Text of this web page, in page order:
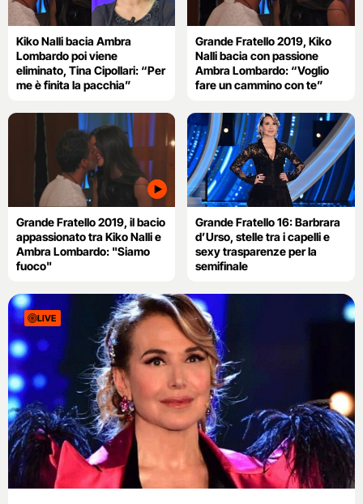
Kiko Nalli bacia Ambra
Lombardo poi viene
eliminato, Tina Cipollari: “Per
me è finita la pacchia”
Grande Fratello 2019, Kiko
Nalli bacia con passione
Ambra Lombardo: “Voglio
fare un cammino con te”
Grande Fratello 2019, il bacio
appassionato tra Kiko Nalli e
Ambra Lombardo: "Siamo
fuoco"
Grande Fratello 16: Barbrara
d’Urso, stelle tra i capelli e
sexy trasparenze per la
semifinale
LIVE